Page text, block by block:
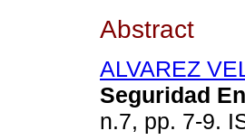
Abstract
ALVAREZ
Seguridad
n.7, pp. 7-9.